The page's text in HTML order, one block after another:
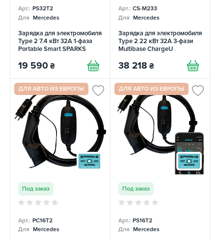
Арт.: PS32T2
Для Mercedes
Зарядка для электромобиля
Type 2 7.4 кВт 32А 1-фаза
Portable Smart SPARKS
19 590 ₴
Арт.: CS-M233
Для Mercedes
Зарядка для электромобиля
Type 2 22 кВт 32A 3-фази
Multibase ChargeU
38 218 ₴
ДЛЯ АВТО ИЗ ЕВРОПЫ
Под заказ
Арт.: PC16T2
Для Mercedes
ДЛЯ АВТО ИЗ ЕВРОПЫ
Под заказ
Арт.: PS16T2
Для Mercedes